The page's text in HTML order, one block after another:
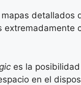
detallados
extremadamente
es la
en el